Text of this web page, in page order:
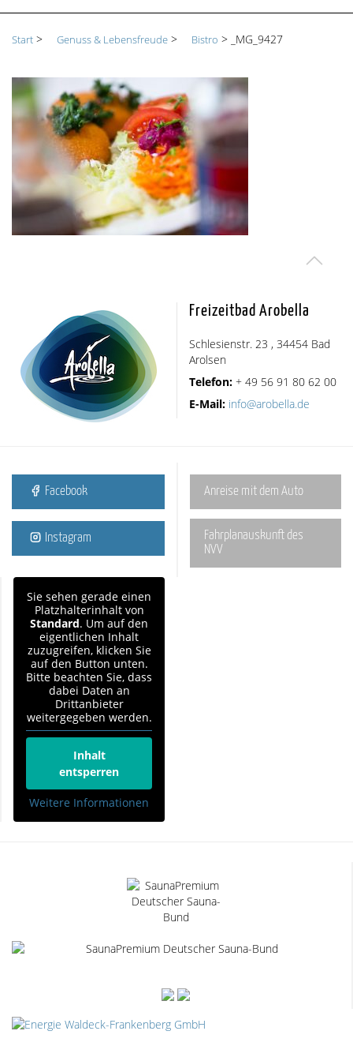
Start > Genuss & Lebensfreude > Bistro > _MG_9427
Freizeitbad Arobella
Schlesienstr. 23 , 34454 Bad
Arolsen
Telefon: + 49 56 91 80 62 00
E-Mail: info@arobella.de
Facebook
Instagram
Anreise mit dem Auto
Fahrplanauskunft des
NVV
Sie sehen gerade einen
Platzhalterinhalt von
Standard. Um auf den
eigentlichen Inhalt
zuzugreifen, klicken Sie
auf den Button unten.
Bitte beachten Sie, dass
dabei Daten an
Drittanbieter
weitergegeben werden.
Inhalt
entsperren
Weitere Informationen